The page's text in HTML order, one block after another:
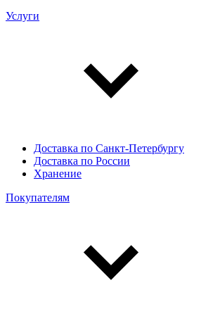
Услуги
Доставка по Санкт-Петербургу
Доставка по России
Хранение
Покупателям